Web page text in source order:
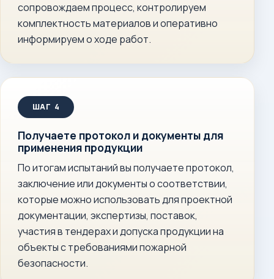
сопровождаем процесс, контролируем
комплектность материалов и оперативно
информируем о ходе работ.
Получаете протокол и документы для
применения продукции
По итогам испытаний вы получаете протокол,
заключение или документы о соответствии,
которые можно использовать для проектной
документации, экспертизы, поставок,
участия в тендерах и допуска продукции на
объекты с требованиями пожарной
безопасности.